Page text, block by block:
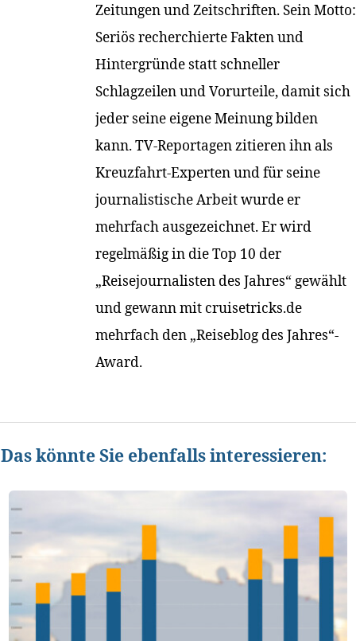
Zeitungen und Zeitschriften. Sein Motto:
Seriös recherchierte Fakten und
Hintergründe statt schneller
Schlagzeilen und Vorurteile, damit sich
jeder seine eigene Meinung bilden
kann. TV-Reportagen zitieren ihn als
Kreuzfahrt-Experten und für seine
journalistische Arbeit wurde er
mehrfach ausgezeichnet. Er wird
regelmäßig in die Top 10 der
„Reisejournalisten des Jahres“ gewählt
und gewann mit cruisetricks.de
mehrfach den „Reiseblog des Jahres“-
Award.
Das könnte Sie ebenfalls interessieren: